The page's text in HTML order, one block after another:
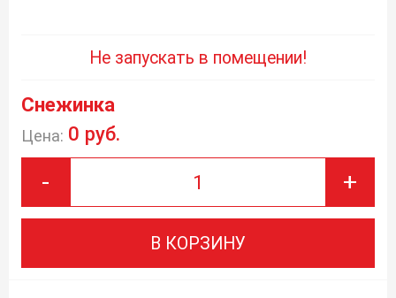
Не запускать в помещении!
Снежинка
Цена: 0 руб.
- +
В КОРЗИНУ